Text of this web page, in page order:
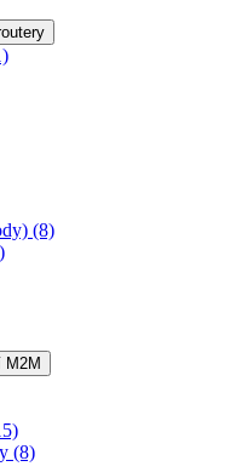
(8)
M2M
(8)